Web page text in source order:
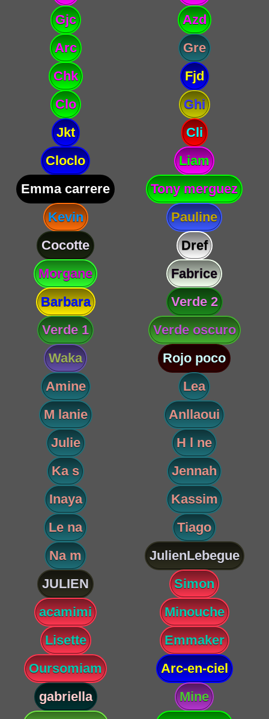
Gjc
Azd
Arc
Gre
Chk
Fjd
Clo
Ghi
Jkt
Cli
Cloclo
Liam
Emma carrere
Tony merguez
Kevin
Pauline
Cocotte
Dref
Morgane
Fabrice
Barbara
Verde 2
Verde 1
Verde oscuro
Waka
Rojo poco
Amine
Lea
M lanie
Anllaoui
Julie
H l ne
Ka s
Jennah
Inaya
Kassim
Le na
Tiago
Na m
JulienLebegue
JULIEN
Simon
acamimi
Minouche
Lisette
Emmaker
Oursomiam
Arc-en-ciel
gabriella
Mine